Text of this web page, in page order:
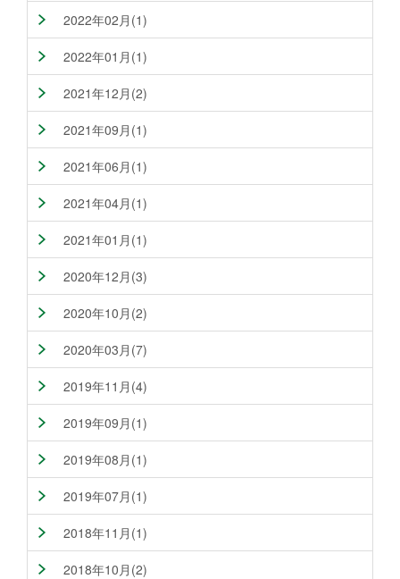
2022年02月(1)
2022年01月(1)
2021年12月(2)
2021年09月(1)
2021年06月(1)
2021年04月(1)
2021年01月(1)
2020年12月(3)
2020年10月(2)
2020年03月(7)
2019年11月(4)
2019年09月(1)
2019年08月(1)
2019年07月(1)
2018年11月(1)
2018年10月(2)